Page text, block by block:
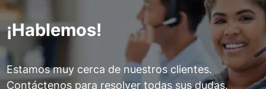
¡Hablemos!
Estamos muy cerca de nuestros clientes.
Contáctenos para resolver todas sus dudas.